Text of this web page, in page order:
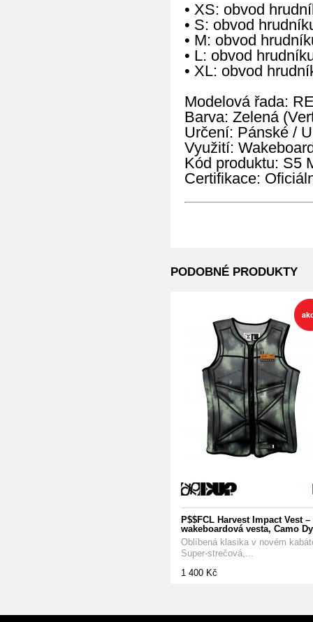
• XS: obvod
• S: obvod
• M: obvod
• L: obvod
• XL: obvod
Modelová řada:
Barva: Zelená
Určení: Pánské /
Využití:
Kód produktu: S5
Certifikace:
PODOBNÉ PRODUKTY
P$$FCL Harvest Impact Vest –
wakeboardová vesta, Camo
Oblíbená klasika v novém
Super-strečová,...
1 400 Kč